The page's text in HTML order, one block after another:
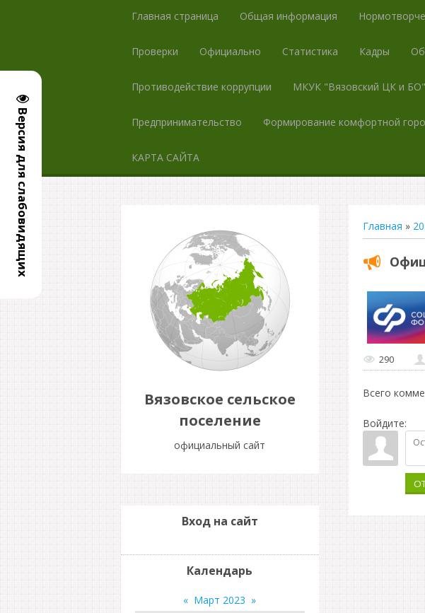
Версия для слабовидящих
Главная страница Общая информация
Проверки Официально Статистика Кадры
Противодействие коррупции МКУК "Вязовский ЦК и БО"
Предпринимательство Формирование комфортной
КАРТА САЙТА
Вязовское сельское
поселение
официальный сайт
Главная »
290
Всего
Войдите:
Вход на сайт
Календарь
« Март 2023 »